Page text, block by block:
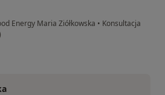
Energy Maria Ziółkowska • Konsultacja